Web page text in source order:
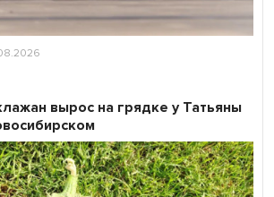
вырос на грядке у Татьяны